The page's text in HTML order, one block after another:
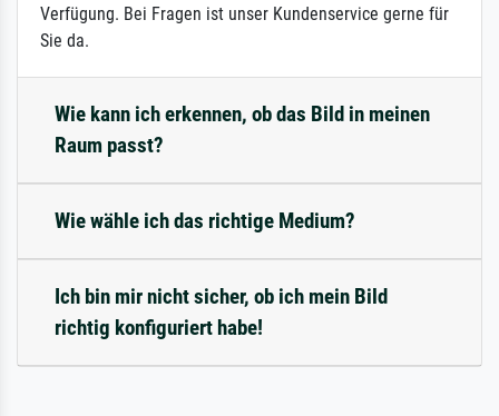
Verfügung. Bei Fragen ist unser Kundenservice gerne für
Sie da.
Wie kann ich erkennen, ob das Bild in meinen
Raum passt?
Wie wähle ich das richtige Medium?
Ich bin mir nicht sicher, ob ich mein Bild
richtig konfiguriert habe!